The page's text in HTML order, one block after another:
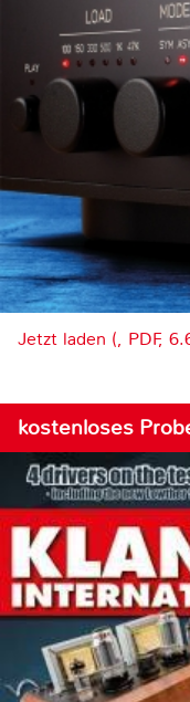
Jetzt laden (, PDF,
kostenloses